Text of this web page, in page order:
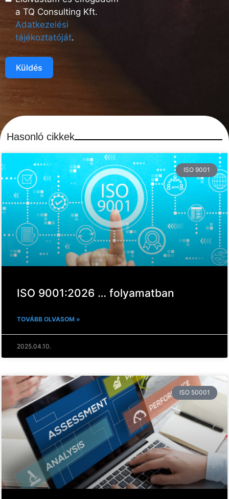
a TQ Consulting Kft.
Adatkezelési
tájékoztatóját.
Küldés
Hasonló cikkek
ISO 9001
ISO 9001:2026 … folyamatban
TOVÁBB OLVASOM »
2025.04.10.
ISO 50001